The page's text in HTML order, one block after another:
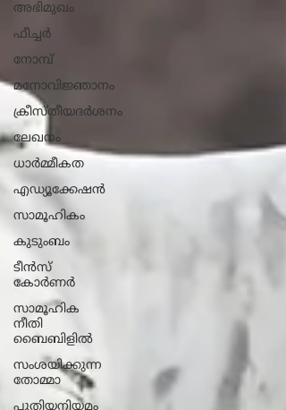
അഭിമുഖം
ഫീച്ചർ
നോമ്പ്
മനോവിജ്ഞാനം
ക്രീസ്തീയദർശനം
ലേഖനം
ധാ‍ർമ്മീകത
എഡ്യൂക്കേഷൻ
സാമൂഹികം
കുടുംബം
ടീൻസ്
കോർണർ
സാമൂഹിക
നീതി
ബൈബിളിൽ
സംശയിക്കുന്ന
തോമ്മാ
പുതിയനിയമം